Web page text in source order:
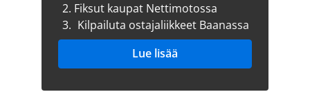
2. Fiksut kaupat Nettimotossa
3. Kilpailuta ostajaliikkeet Baanassa
Lue lisää